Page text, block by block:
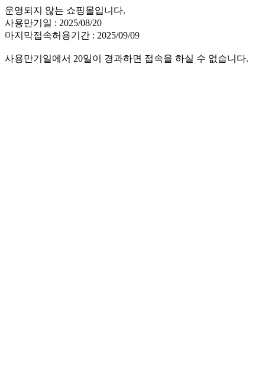
운영되지 않는 쇼핑몰입니다.
사용만기일 : 2025/08/20
마지막접속허용기간 : 2025/09/09
사용만기일에서 20일이 경과하면 접속을 하실 수 없습니다.